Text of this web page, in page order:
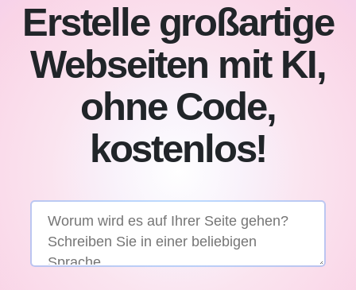
Erstelle großartige
Webseiten mit KI,
ohne Code,
kostenlos!